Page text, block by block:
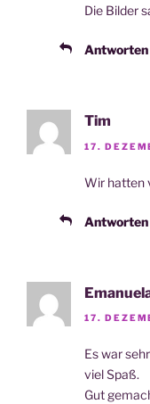
Die Bil­der
Antworten
Tim
17.
Wir hat­ten
Antworten
17.
Es war
viel Spaß.
Gut